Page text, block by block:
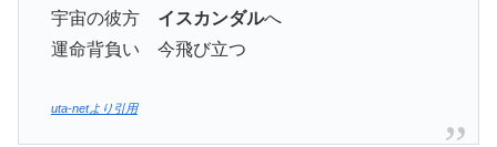
宇宙の彼方 イスカンダルへ
運命背負い 今飛び立つ
uta-netより引用